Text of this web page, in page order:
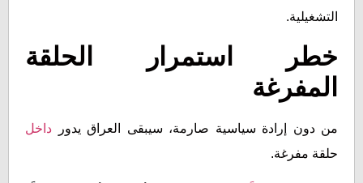
التشغيلية.
خطر استمرار الحلقة
المفرغة
من دون إرادة سياسية صارمة، سيبقى العراق يدور داخل
حلقة مفرغة.